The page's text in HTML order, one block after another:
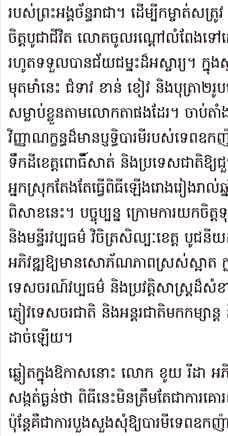
របស់ព្រះអង្គច័ន្ទរាជា។ ដើម្បីកម្ចាត់ស
ចិត្តបូជាជីវិត លោតចូលរណ្ដៅលំពែងទៅ
រហូតទទួលបានជ័យជម្នះដ៏អស្ចារ្យ។ ក្នុងស្
មុតមាំនេះ ជំទាវ ខាន់ ខៀវ និងបុត្រា២
សម្លាប់ខ្លួនតាមលោកតាផងដែរ។ ចាប់
វិញ្ញាណក្ខន្ធដ៏មានប្ញទ្ធិបារមីរបស់ទេពឧ
ទឹកដីខេត្តពោធិ៍សាត់ និងប្រទេសជាតិឱ្យ
អ្នកស្រុកតែងតែធ្វើពិធីឡើងរោងរៀងរាល់
ពិសាខនេះ។ បច្ចុប្បន្ន ក្រោមការយកចិត្តទុ
និងមន្ទីរវប្បធម៌ វិចិត្រសិល្បៈខេត្ត បូជនីយ
អភិវឌ្ឍឱ្យមានសោភ័ណភាពស្រស់ស្អាត ក្
ទេសចរណ៍វប្បធម៌ និងប្រវត្តិសាស្ត្រដ៏សំ
ភ្ញៀវទេសចរជាតិ និងអន្តរជាតិមកកម្ស
ដាច់ឡើយ។
ឆ្លៀតក្នុងឱកាសនោះ លោក ខូយ រីដា អភិ
សង្កត់ធ្ងន់ថា ពិធីនេះមិនត្រឹមតែជាការគ
ប៉ុន្តែគឺជាការបួងសួងសុំឱ្យបារមីទេពឧក